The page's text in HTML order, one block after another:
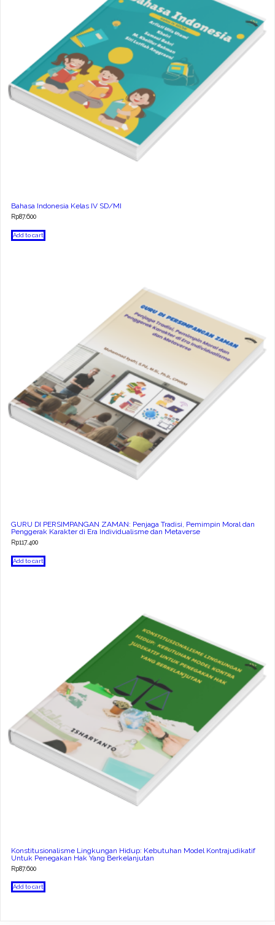
Bahasa Indonesia Kelas IV SD/MI
Rp87.600
Add to cart
GURU DI PERSIMPANGAN ZAMAN: Penjaga Tradisi, Pemimpin Moral dan
Penggerak Karakter di Era Individualisme dan Metaverse
Rp117.400
Add to cart
Konstitusionalisme Lingkungan Hidup: Kebutuhan Model Kontrajudikatif
Untuk Penegakan Hak Yang Berkelanjutan
Rp87.600
Add to cart